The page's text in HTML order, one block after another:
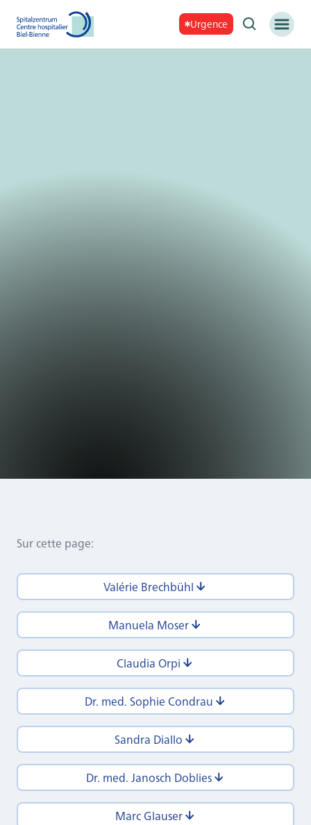
Urgence
Sur cette page:
Valérie Brechbühl
Manuela Moser
Claudia Orpi
Dr. med. Sophie Condrau
Sandra Diallo
Dr. med. Janosch Doblies
Marc Glauser